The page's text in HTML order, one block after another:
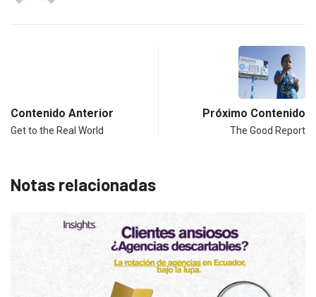
Contenido Anterior
Get to the Real World
Próximo Contenido
The Good Report
Notas relacionadas